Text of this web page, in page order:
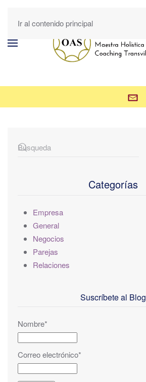
Ir al contenido principal
Categorías
Empresa
General
Negocios
Parejas
Relaciones
Suscríbete al Blog
Nombre*
Correo electrónico*